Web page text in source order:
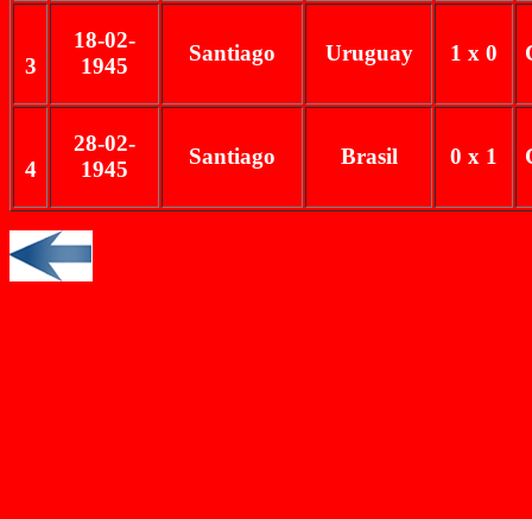
3
18-02-
1945
Santiago Uruguay 1 x 0
4
28-02-
1945
Santiago Brasil 0 x 1